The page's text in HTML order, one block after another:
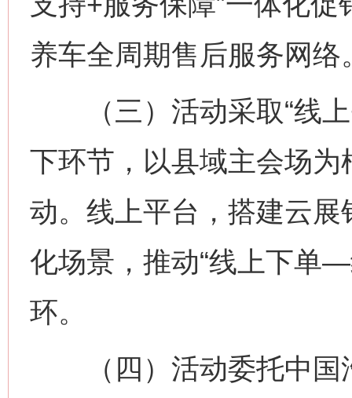
养车全周期售后服务网络
（三）活动采取“线上
下环节，以县域主会场
动。线上平台，搭建云
化场景，推动“线上下单
环。
（四）活动委托中国